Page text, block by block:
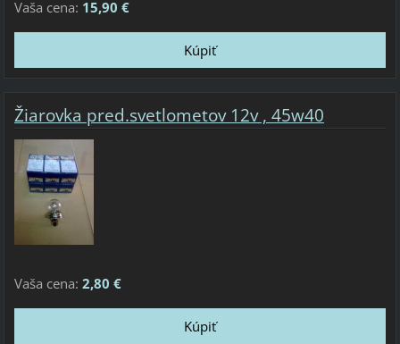
Vaša cena: 15,90 €
Žiarovka pred.svetlometov 12v , 45w40
Vaša cena: 2,80 €